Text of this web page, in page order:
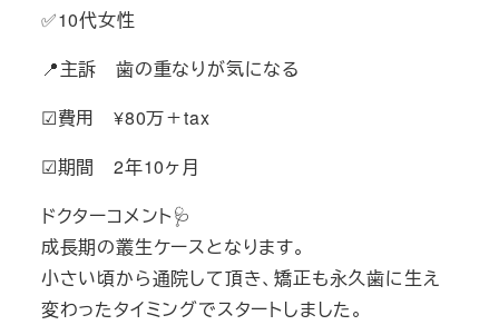
✅10代女性
📍主訴 歯の重なりが気になる
☑費用 ¥80万＋tax
☑期間 2年10ヶ月
ドクターコメント🩺
成長期の叢生ケースとなります。
小さい頃から通院して頂き、矯正も永久歯に生え
変わったタイミングでスタートしました。